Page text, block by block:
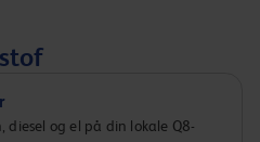
diesel og el på din lokale Q8-